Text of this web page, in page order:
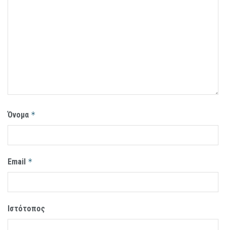
Όνομα *
Email *
Ιστότοπος